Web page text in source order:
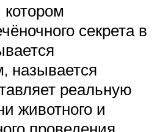
секрета в
называется
реальную
животного и